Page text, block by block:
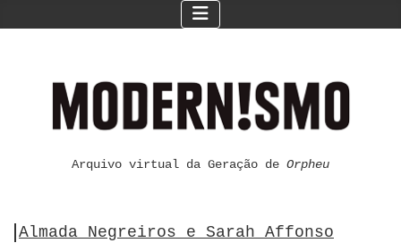
Arquivo virtual da Geração de Orpheu
Almada Negreiros e Sarah Affonso